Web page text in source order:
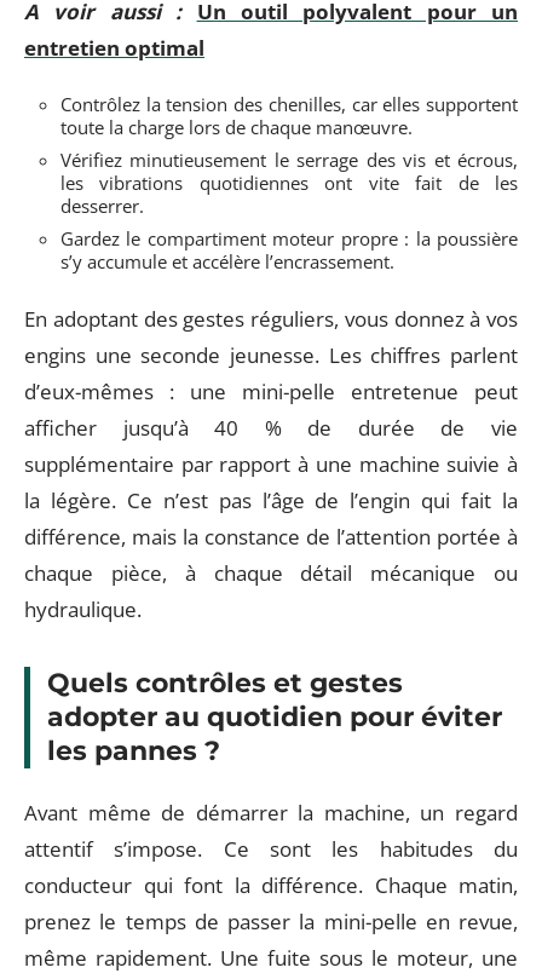
A voir aussi :
Un outil polyvalent pour un
entretien optimal
Contrôlez la tension des chenilles, car elles supportent
toute la charge lors de chaque manœuvre.
Vérifiez minutieusement le serrage des vis et écrous,
les vibrations quotidiennes ont vite fait de les
desserrer.
Gardez le compartiment moteur propre : la poussière
s’y accumule et accélère l’encrassement.
En adoptant des gestes réguliers, vous donnez à vos
engins une seconde jeunesse. Les chiffres parlent
d’eux-mêmes : une mini-pelle entretenue peut
afficher jusqu’à 40 % de durée de vie
supplémentaire par rapport à une machine suivie à
la légère. Ce n’est pas l’âge de l’engin qui fait la
différence, mais la constance de l’attention portée à
chaque pièce, à chaque détail mécanique ou
hydraulique.
Quels contrôles et gestes
adopter au quotidien pour éviter
les pannes ?
Avant même de démarrer la machine, un regard
attentif s’impose. Ce sont les habitudes du
conducteur qui font la différence. Chaque matin,
prenez le temps de passer la mini-pelle en revue,
même rapidement. Une fuite sous le moteur, une